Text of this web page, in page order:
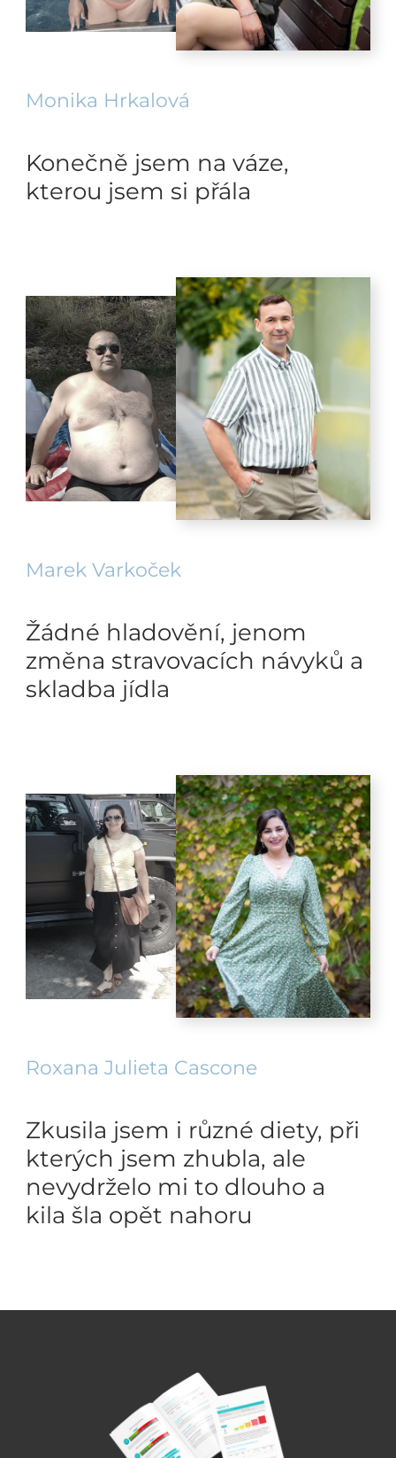
Monika Hrkalová
Konečně jsem na váze,
kterou jsem si přála
Marek Varkoček
Žádné hladovění, jenom
změna stravovacích návyků a
skladba jídla
Roxana Julieta Cascone
Zkusila jsem i různé diety, při
kterých jsem zhubla, ale
nevydrželo mi to dlouho a
kila šla opět nahoru